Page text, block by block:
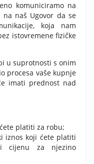
komuniciramo na
naš Ugovor da se
koja nam
istovremene fizičke
u suprotnosti s onim
procesa vaše kupnje
imati prednost nad
platiti za robu;
iznos koji ćete platiti
cijenu za njezino